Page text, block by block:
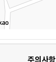
주의사항